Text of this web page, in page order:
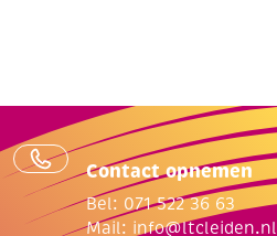
Contact opnemen
Bel: 071 522 36 63
Mail: info@ltcleiden.nl